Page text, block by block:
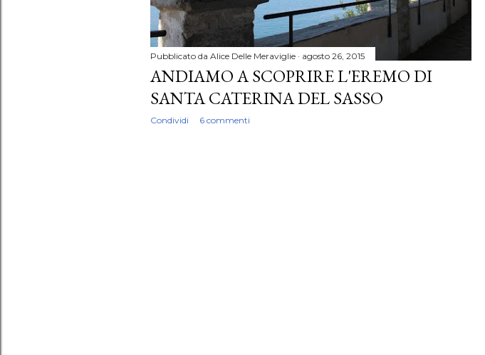
Pubblicato da Alice Delle Meraviglie agosto 26, 2015
ANDIAMO A SCOPRIRE L'EREMO DI
SANTA CATERINA DEL SASSO
Condividi 6 commenti